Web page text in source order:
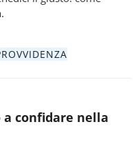
confidare nella